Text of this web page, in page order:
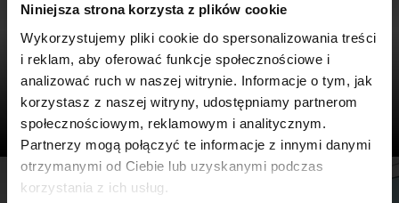
Niniejsza strona korzysta z plików cookie
Wykorzystujemy pliki cookie do spersonalizowania treści
i reklam, aby oferować funkcje społecznościowe i
analizować ruch w naszej witrynie. Informacje o tym, jak
korzystasz z naszej witryny, udostępniamy partnerom
społecznościowym, reklamowym i analitycznym.
Partnerzy mogą połączyć te informacje z innymi danymi
otrzymanymi od Ciebie lub uzyskanymi podczas
korzystania z ich usług.
#ADVICE 10
An office or an office desk?